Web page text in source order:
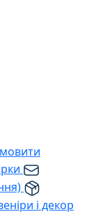
і декор